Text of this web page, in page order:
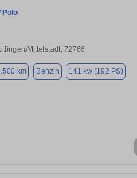
Polo
Mittelstadt, 72766
km Benzin 141 kw (192 PS)